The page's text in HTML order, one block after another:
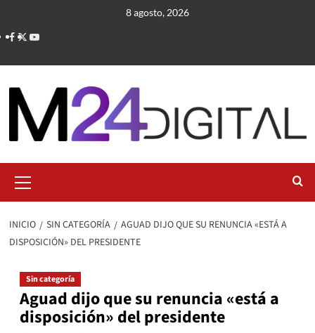
contenido
8 agosto, 2026
primario
INICIO SIN CATEGORÍA
AGUAD DIJO QUE SU RENUNCIA «ESTÁ A
DISPOSICIÓN» DEL PRESIDENTE
Sin categoría
Aguad dijo que su renuncia «está a
disposición» del presidente